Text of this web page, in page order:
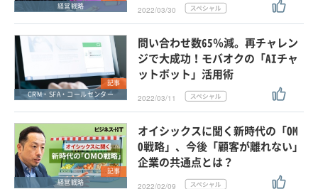
経営戦略
2022/03/30
記事
CRM・SFA・コールセンター
問い合わせ数65％減。再チャレン
ジで大成功！モバオクの「AIチャ
ットボット」活用術
2022/03/11
記事
経営戦略
オイシックスに聞く新時代の「OM
O戦略」、今後「顧客が離れない」
企業の共通点とは？
2022/02/09